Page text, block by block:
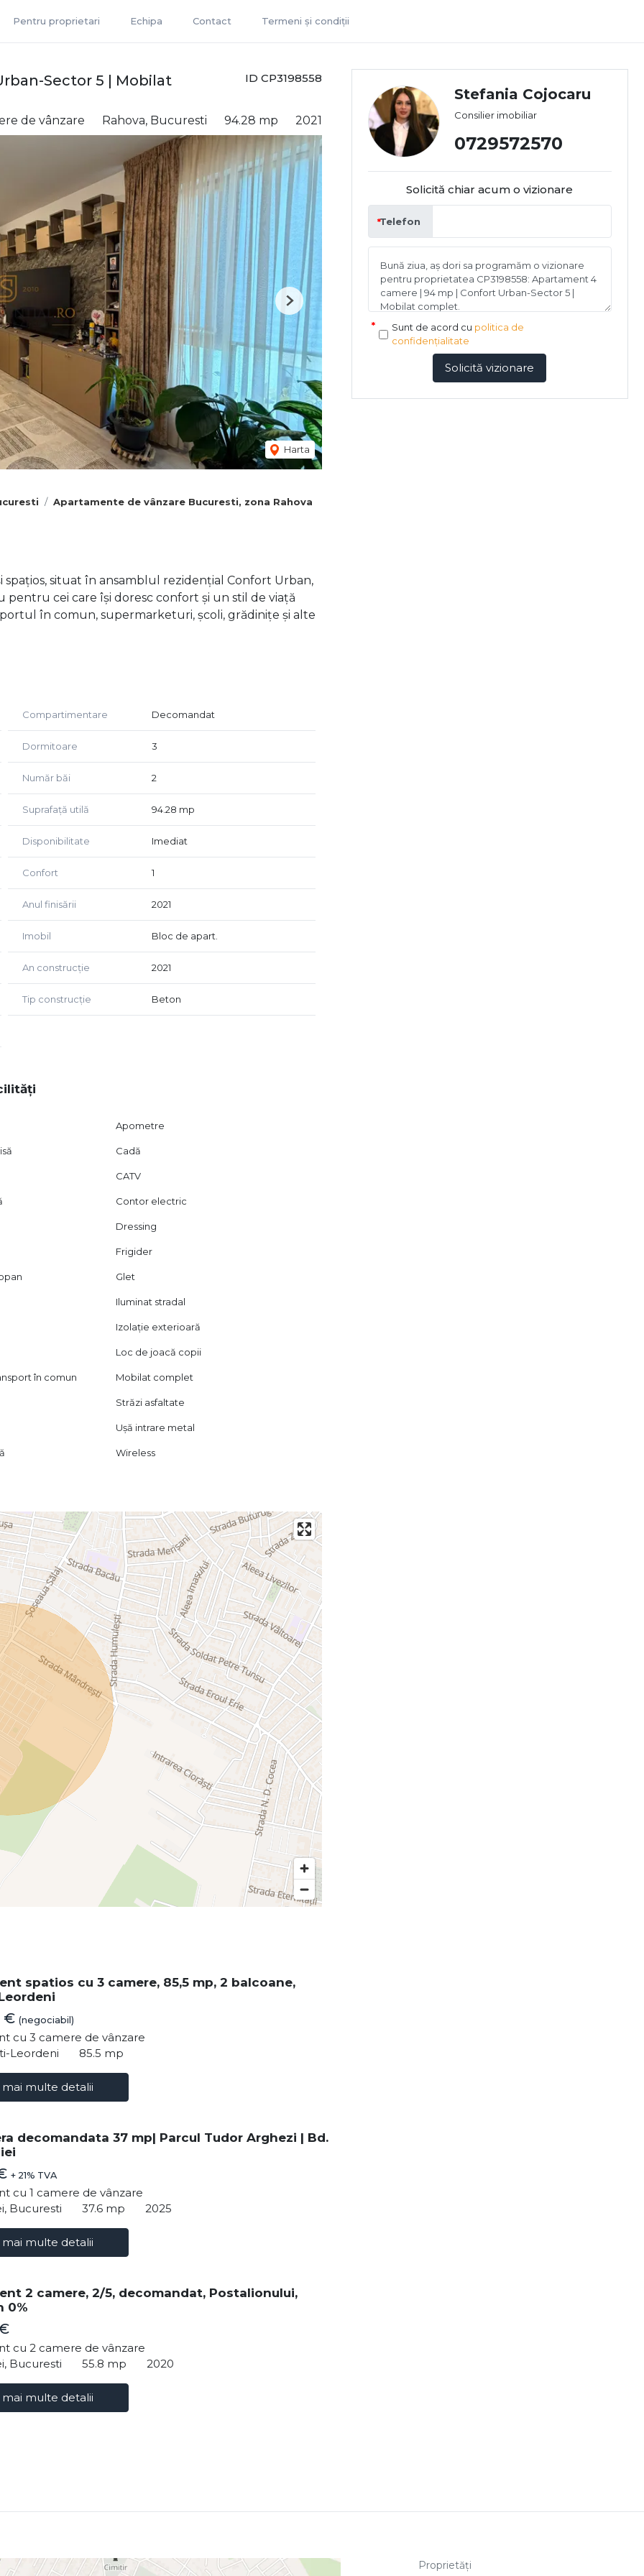
Pentru proprietari Echipa Contact Termeni și condiții
ID CP3198558
Sector 5 | Mobilat
de vânzare Rahova, Bucuresti 94.28 mp 2021
Harta
Next
Apartamente de vânzare Bucuresti, zona Rahova
situat în ansamblul rezidențial Confort Urban,
cei care își doresc confort și un stil de viață
în comun, supermarketuri, școli, grădinițe și alte
de calitate transformă această locuință într-o
Spațiile sunt bine optimizate, oferind confort și
vizionări, mă puteți contacta.
Compartimentare Decomandat
Dormitoare 3
Număr băi 2
Suprafață utilă 94.28 mp
Disponibilitate Imediat
Confort 1
Anul finisării 2021
Imobil Bloc de apart.
An construcție 2021
Tip construcție Beton
Apometre
Cadă
CATV
Contor electric
Dressing
Frigider
Glet
Iluminat stradal
Izolație exterioară
Loc de joacă copii
în comun Mobilat complet
Străzi asfaltate
Ușă intrare metal
Wireless
Stefania Cojocaru
Consilier imobiliar
0729572570
Solicită chiar acum o vizionare
Telefon
Sunt de acord cu politica de
confidențialitate
Solicită vizionare
spatios cu 3 camere, 85,5 mp, 2 balcoane,
€ (negociabil)
cu 3 camere de vânzare
Leordeni
85.5 mp
mai multe detalii
decomandata 37 mp| Parcul Tudor Arghezi | Bd.
+ 21% TVA
cu 1 camere de vânzare
Bucuresti
37.6 mp 2025
mai multe detalii
2 camere, 2/5, decomandat, Postalionului,
0%
cu 2 camere de vânzare
Bucuresti
55.8 mp 2020
mai multe detalii
Proprietăți